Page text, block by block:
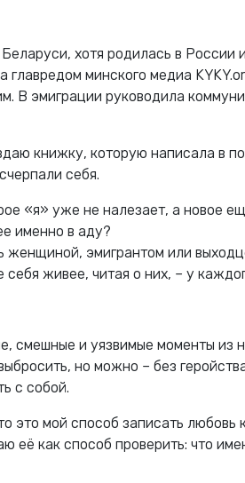
хотя родилась в России
главредом минского медиа
В эмиграции руководила
книжку, которую написала в
себя.
«я» уже не налезает, а новое
именно в аду?
женщиной, эмигрантом или
живее, читая о них, – у
смешные и уязвимые моменты из
но можно – без
с собой.
это мой способ записать любовь
её как способ проверить: что